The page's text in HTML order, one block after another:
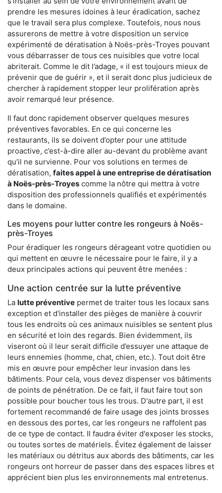
prendre les mesures idoines à leur éradication, sachez
que le travail sera plus complexe. Toutefois, nous nous
assurerons de mettre à votre disposition un service
expérimenté de dératisation à Noës-près-Troyes pouvant
vous débarrasser de tous ces nuisibles que votre local
abriterait. Comme le dit l’adage, « il est toujours mieux de
prévenir que de guérir », et il serait donc plus judicieux de
chercher à rapidement stopper leur prolifération après
avoir remarqué leur présence.
Il faut donc rapidement observer quelques mesures
préventives favorables. En ce qui concerne les
restaurants, ils se doivent d’opter pour une attitude
proactive, c’est-à-dire aller au-devant du problème avant
qu’il ne survienne. Pour vos solutions en termes de
dératisation, faites appel à une entreprise de dératisation
à Noës-près-Troyes comme la nôtre qui mettra à votre
disposition des professionnels qualifiés et expérimentés
dans le domaine.
Les moyens pour lutter contre les rongeurs à Noës-
près-Troyes
Pour éradiquer les rongeurs dérageant votre quotidien ou
qui mettent en œuvre le nécessaire pour le faire, il y a
deux principales actions qui peuvent être menées :
Une action centrée sur la lutte préventive
La lutte préventive permet de traiter tous les locaux sans
exception et d'installer des pièges de manière à couvrir
tous les endroits où ces animaux nuisibles se sentent plus
en sécurité et loin des regards. Bien évidemment, ils
viseront où il leur serait difficile d’essuyer une attaque de
leurs ennemies (homme, chat, chien, etc.). Tout doit être
mis en œuvre pour empêcher leur invasion dans les
bâtiments. Pour cela, vous devez dispenser vos bâtiments
de points de pénétration. De ce fait, il faut faire tout son
possible pour boucher tous les trous. D'autre part, il est
fortement recommandé de faire usage des joints brosses
en dessous des portes, car les rongeurs ne raffolent pas
de ce type de contact. Il faudra éviter d'exposer les stocks,
ou toutes sortes de matériels. Évitez également de laisser
les matériaux ou détritus aux abords des bâtiments, car les
rongeurs ont horreur de passer dans des espaces libres et
apprécient bien plus les environnements mal entretenus.